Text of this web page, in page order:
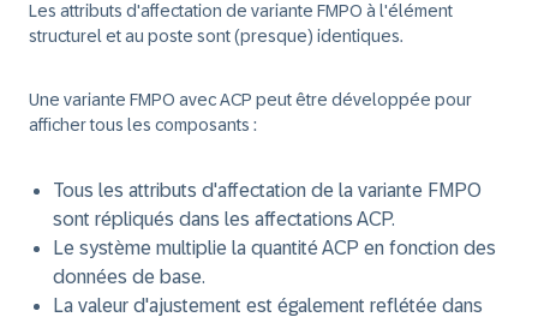
Les attributs d'affectation de variante FMPO à l'élément
structurel et au poste sont (presque) identiques.
Une variante FMPO avec ACP peut être développée pour
afficher tous les composants :
Tous les attributs d'affectation de la variante FMPO
sont répliqués dans les affectations ACP.
Le système multiplie la quantité ACP en fonction des
données de base.
La valeur d'ajustement est également reflétée dans